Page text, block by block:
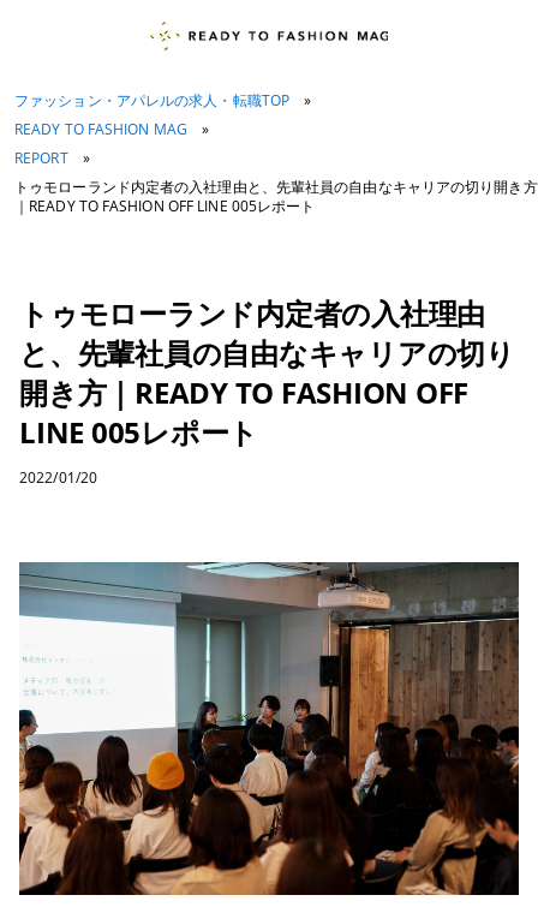
ファッション・アパレルの求人・転職TOP
»
READY TO FASHION MAG
»
REPORT
»
トゥモローランド内定者の入社理由と、先輩社員の自由なキャリアの切り開き方
｜READY TO FASHION OFF LINE 005レポート
トゥモローランド内定者の入社理由
と、先輩社員の自由なキャリアの切り
開き方｜READY TO FASHION OFF
LINE 005レポート
2022/01/20